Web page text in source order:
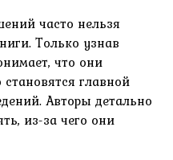
часто нельзя
Только узнав
что они
главной
Авторы детально
из-за чего они